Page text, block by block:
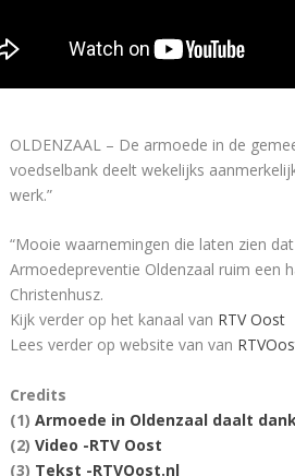
OLDENZAAL – De armoede in de
voedselbank deelt wekelijks
werk.”
“Mooie waarnemingen die laten zien
Armoedepreventie Oldenzaal ruim een
Christenhusz.
Kijk verder op het kanaal van RTV Oost
Lees verder op website van van
Credits
(1) Armoede in Oldenzaal daalt
(2) Video -RTV Oost
(3) Tekst -RTVOost.nl